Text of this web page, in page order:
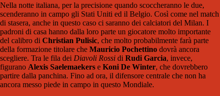
Nella notte italiana, per la precisione quando scoccheranno le due,
scenderanno in campo gli Stati Uniti ed il Belgio. Così come nel match
di stasera, anche in questo caso ci saranno dei calciatori del Milan. I
padroni di casa hanno dalla loro parte un giocatore molto importante
del calibro di Christian Pulisic, che molto probabilmente farà parte
della formazione titolare che Mauricio Pochettino dovrà ancora
scegliere. Tra le fila dei Diavoli Rossi di Rudi Garcia, invece,
figurano Alexis Saelemaekers e Koni De Winter, che dovrebbero
partire dalla panchina. Fino ad ora, il difensore centrale che non ha
ancora messo piede in campo in questo Mondiale.